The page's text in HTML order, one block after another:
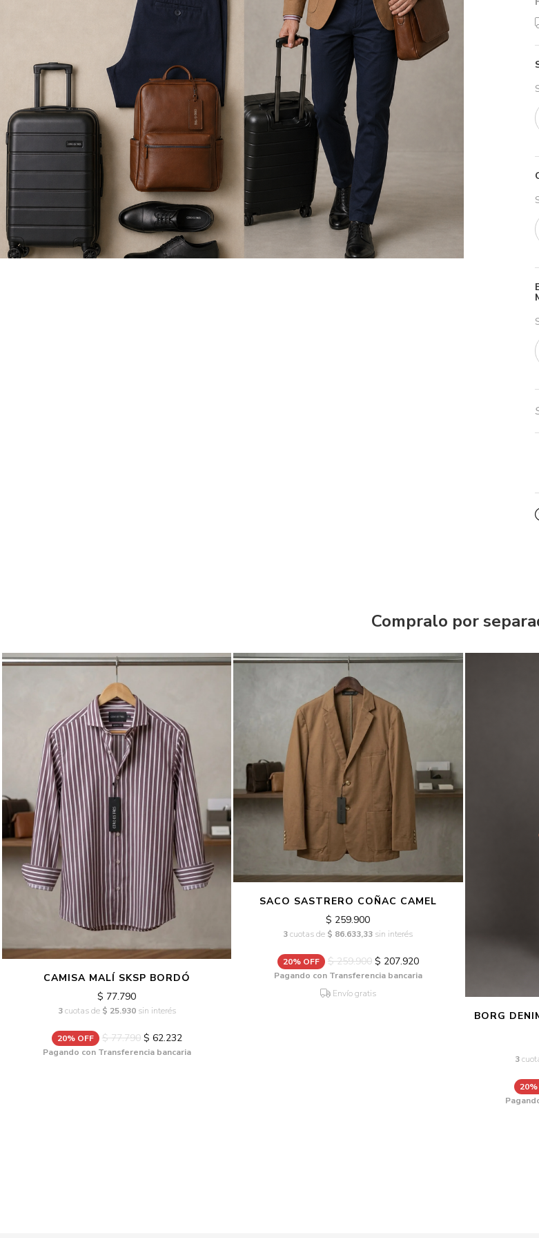
Compralo por
CAMISA MALÍ SKSP BORDÓ
$ 77.790
3cuotas de $ 25.930 sin interés
20% OFF $ 77.790$ 62.232
Pagando con Transferencia bancaria
SACO SASTRERO COÑAC CAMEL
$ 259.900
3cuotas de $ 86.633,33 sin interés
20% OFF $ 259.900$ 207.920
Pagando con Transferencia bancaria
Envío gratis
BORG
3